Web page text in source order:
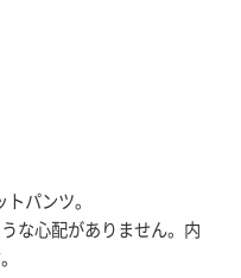
パンツ。
な心配がありません。内